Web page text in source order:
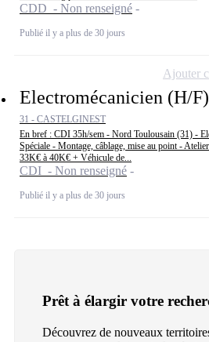
CDD - Non renseigné
Publié il y a plus de 30 jours
Electromécanicien (H/F)
31 - CASTELGINEST
En bref : CDI 35h/sem - Nord Toulousain (31) -
Spéciale - Montage, câblage, mise au point -
33K€ à 40K€ + Véhicule de...
CDI - Non renseigné
Publié il y a plus de 30 jours
Ajouter
Prêt à élargir votre
Découvrez de nouveaux